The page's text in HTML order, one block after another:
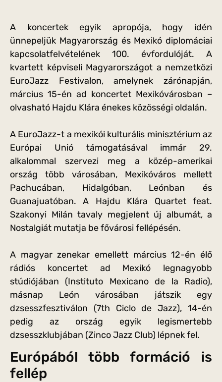
A koncertek egyik apropója, hogy idén
ünnepeljük Magyarország és Mexikó diplomáciai
kapcsolatfelvételének 100. évfordulóját. A
kvartett képviseli Magyarországot a nemzetközi
EuroJazz Festivalon, amelynek zárónapján,
március 15-én ad koncertet Mexikóvárosban –
olvasható Hajdu Klára énekes közösségi oldalán.
A EuroJazz-t a mexikói kulturális minisztérium az
Európai Unió támogatásával immár 29.
alkalommal szervezi meg a közép-amerikai
ország több városában, Mexikóváros mellett
Pachucában, Hidalgóban, Leónban és
Guanajuatóban. A Hajdu Klára Quartet feat.
Szakonyi Milán tavaly megjelent új albumát, a
Nostalgiát mutatja be fővárosi fellépésén.
A magyar zenekar emellett március 12-én élő
rádiós koncertet ad Mexikó legnagyobb
stúdiójában (Instituto Mexicano de la Radio),
másnap León városában játszik egy
dzsesszfesztiválon (7th Ciclo de Jazz), 14-én
pedig az ország egyik legismertebb
dzsesszklubjában (Zinco Jazz Club) lépnek fel.
Európából több formáció is
fellép